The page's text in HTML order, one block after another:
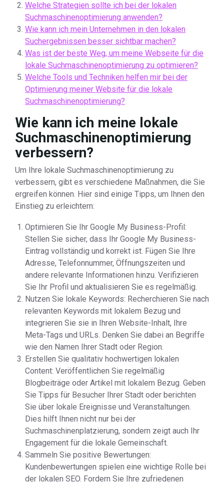
Welche Strategien sollte ich bei der lokalen
Suchmaschinenoptimierung anwenden?
Wie kann ich mein Unternehmen in den lokalen
Suchergebnissen besser sichtbar machen?
Was ist der beste Weg, um meine Webseite für die
lokale Suchmaschinenoptimierung zu optimieren?
Welche Tools und Techniken helfen mir bei der
Optimierung meiner Website für die lokale
Suchmaschinenoptimierung?
Wie kann ich meine lokale
Suchmaschinenoptimierung
verbessern?
Um Ihre lokale Suchmaschinenoptimierung zu
verbessern, gibt es verschiedene Maßnahmen, die Sie
ergreifen können. Hier sind einige Tipps, um Ihnen den
Einstieg zu erleichtern:
Optimieren Sie Ihr Google My Business-Profil:
Stellen Sie sicher, dass Ihr Google My Business-
Eintrag vollständig und korrekt ist. Fügen Sie Ihre
Adresse, Telefonnummer, Öffnungszeiten und
andere relevante Informationen hinzu. Verifizieren
Sie Ihr Profil und aktualisieren Sie es regelmäßig.
Nutzen Sie lokale Keywords: Recherchieren Sie nach
relevanten Keywords mit lokalem Bezug und
integrieren Sie sie in Ihren Website-Inhalt, Ihre
Meta-Tags und URLs. Denken Sie dabei an Begriffe
wie den Namen Ihrer Stadt oder Region.
Erstellen Sie qualitativ hochwertigen lokalen
Content: Veröffentlichen Sie regelmäßig
Blogbeiträge oder Artikel mit lokalem Bezug. Geben
Sie Tipps für Besucher Ihrer Stadt oder berichten
Sie über lokale Ereignisse und Veranstaltungen.
Dies hilft Ihnen nicht nur bei der
Suchmaschinenplatzierung, sondern zeigt auch Ihr
Engagement für die lokale Gemeinschaft.
Sammeln Sie positive Bewertungen:
Kundenbewertungen spielen eine wichtige Rolle bei
der lokalen SEO. Fordern Sie Ihre zufriedenen